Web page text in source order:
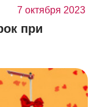
7 октября 2023
при